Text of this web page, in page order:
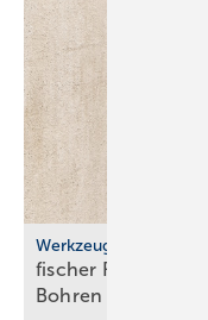
Werkzeuge
fischer FHD II:
Boh­ren